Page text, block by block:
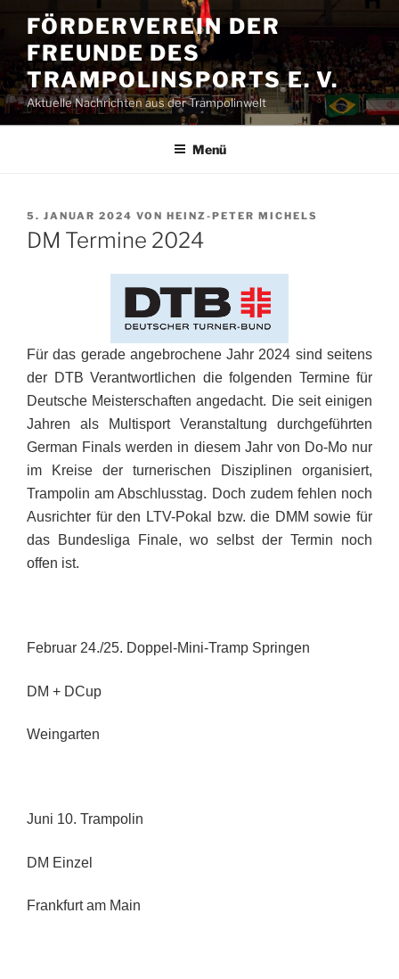
Inhalt
springen
FÖRDERVEREIN DER
FREUNDE DES
TRAMPOLINSPORTS E. V.
Aktuelle Nachrichten aus der Trampolinwelt
Menü
VERÖFFENTLICHT
AM
5. JANUAR 2024 VON HEINZ-PETER MICHELS
DM Termine 2024
Für das gerade angebrochene Jahr 2024 sind seitens
der DTB Verantwortlichen die folgenden Termine für
Deutsche Meisterschaften angedacht. Die seit einigen
Jahren als Multisport Veranstaltung durchgeführten
German Finals werden in diesem Jahr von Do-Mo nur
im Kreise der turnerischen Disziplinen organisiert,
Trampolin am Abschlusstag. Doch zudem fehlen noch
Ausrichter für den LTV-Pokal bzw. die DMM sowie für
das Bundesliga Finale, wo selbst der Termin noch
offen ist.
Februar 24./25. Doppel-Mini-Tramp Springen
DM + DCup
Weingarten
Juni 10. Trampolin
DM Einzel
Frankfurt am Main